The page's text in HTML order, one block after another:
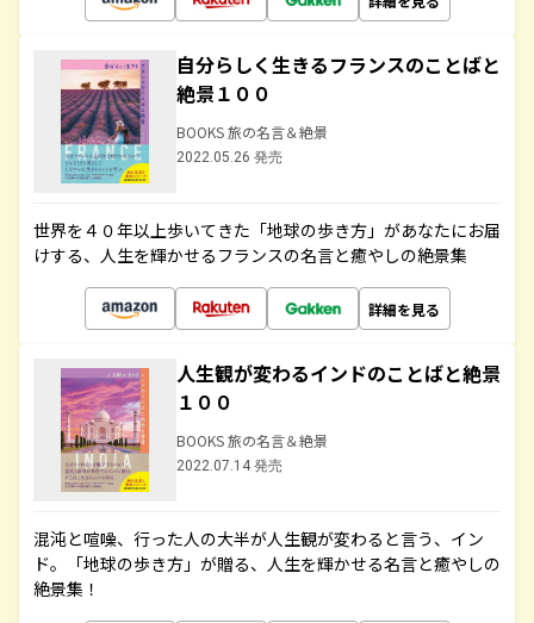
自分らしく生きるフランスのことばと
絶景１００
BOOKS 旅の名言＆絶景
2022.05.26 発売
世界を４０年以上歩いてきた「地球の歩き方」があなたにお届
けする、人生を輝かせるフランスの名言と癒やしの絶景集
詳細を見る
人生観が変わるインドのことばと絶景
１００
BOOKS 旅の名言＆絶景
2022.07.14 発売
混沌と喧噪、行った人の大半が人生観が変わると言う、イン
ド。「地球の歩き方」が贈る、人生を輝かせる名言と癒やしの
絶景集！